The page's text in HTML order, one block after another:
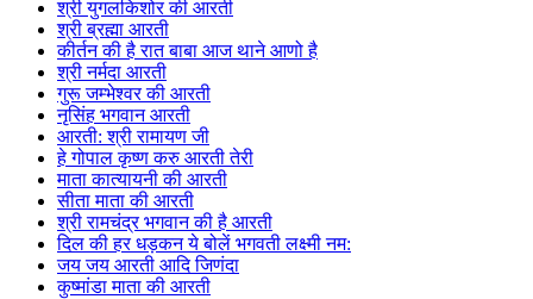
श्री युगलकिशोर की आरती
श्री ब्रह्मा आरती
कीर्तन की है रात बाबा आज थाने आणो है
श्री नर्मदा आरती
गुरू जम्भेश्वर की आरती
नृसिंह भगवान आरती
आरती: श्री रामायण जी
हे गोपाल कृष्ण करु आरती तेरी
माता कात्यायनी की आरती
सीता माता की आरती
श्री रामचंद्र भगवान की है आरती
दिल की हर धड़कन ये बोलें भगवती लक्ष्मी नम:
जय जय आरती आदि जिणंदा
कुष्मांडा माता की आरती